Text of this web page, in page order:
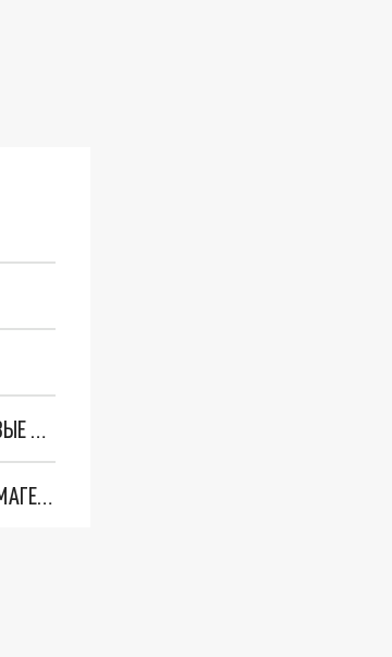
"ОЧЕНЬ ПЛОХИЕ НОВОСТИ": БОЛЬШАЯ ОШИБКА PALANTIR В РОССИИ. СТРАНЫ НАТО ВПЕРВЫЕ ЗА СВО ОСТАНОВИЛИ ПОСТАВКИ ОРУЖИЯ. ВСУ ТЕРЯЮТ ПРИГРАНИЧЬЕ?
ТРИ ГЛАВНЫХ ИНСАЙДА ОБ СВО. ОТМЕНА МОБИЛИЗАЦИИ И ВОЗВРАЩЕНИЕ "ГЕНЕРАЛА АРМАГЕДДОНА"? ОТЛИЧНЫЕ НОВОСТИ, КОТОРЫЕ ЖДАЛИ ВСЕ